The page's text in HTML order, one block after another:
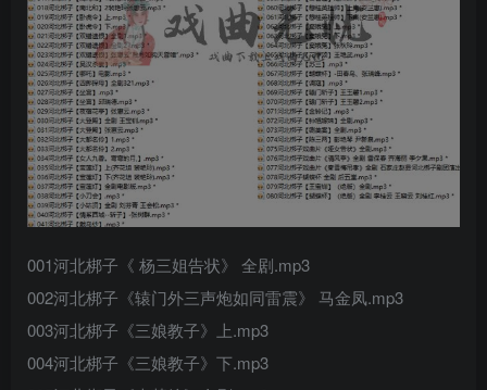
001河北梆子《 杨三姐告状》 全剧.mp3
002河北梆子《辕门外三声炮如同雷震》 马金凤.mp3
003河北梆子《三娘教子》上.mp3
004河北梆子《三娘教子》下.mp3